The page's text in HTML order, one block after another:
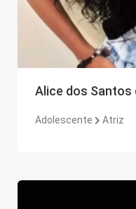
Alice dos Santos
Adolescente Atriz